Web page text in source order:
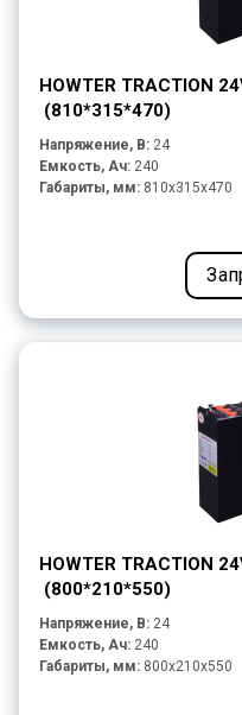
HOWTER TRACTION
(810*315*470)
Напряжение, В: 24
Емкость, Ач: 240
Габариты, мм: 810x315x470
HOWTER TRACTION
(800*210*550)
Напряжение, В: 24
Емкость, Ач: 240
Габариты, мм: 800x210x550